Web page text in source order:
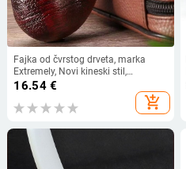
Fajka od čvrstog drveta, marka
Extremely, Novi kineski stil,
Jednostavan dizajn, kutija od 200
16.54€
add_shopping_cart